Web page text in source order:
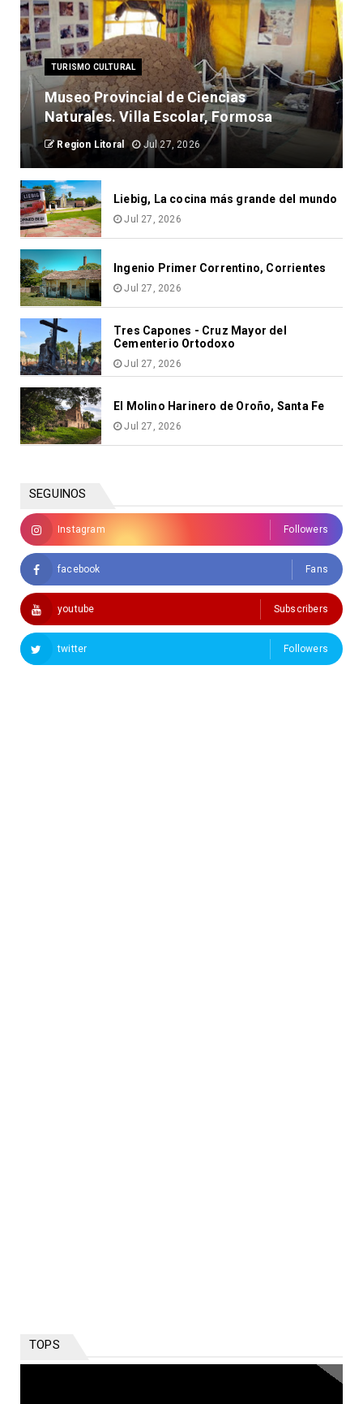
TURISMO CULTURAL
Museo Provincial de Ciencias
Naturales. Villa Escolar, Formosa
Region Litoral Jul 27, 2026
Liebig, La cocina más grande del mundo
Jul 27, 2026
Ingenio Primer Correntino, Corrientes
Jul 27, 2026
Tres Capones - Cruz Mayor del
Cementerio Ortodoxo
Jul 27, 2026
El Molino Harinero de Oroño, Santa Fe
Jul 27, 2026
SEGUINOS
Instagram Followers
facebook Fans
youtube Subscribers
twitter Followers
TOPS